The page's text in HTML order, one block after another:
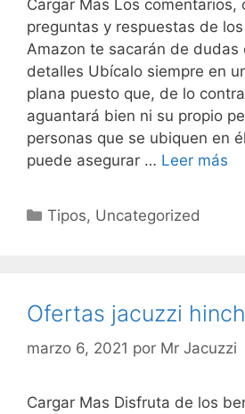
Cargar Mas Los comentarios,
preguntas y respuestas de
Amazon te sacarán de dudas
detalles Ubícalo siempre en
plana puesto que, de lo
aguantará bien ni su propio
personas que se ubiquen en
puede asegurar … Leer más
Categorías
Tipos, Uncategorized
Ofertas jacuzzi
marzo 6, 2021 por Mr Jacuzzi
Cargar Mas Disfruta de los